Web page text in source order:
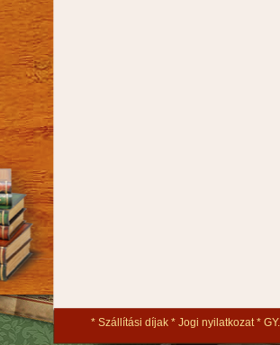
Szállítási díjak Jogi nyilatkozat